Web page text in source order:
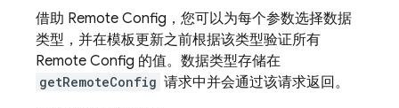
借助 Remote Config ，您可以为每个参数选择数据
类型，并在模板更新之前根据该类型验证所有
Remote Config 的值。数据类型存储在
getRemoteConfig 请求中并会通过该请求返回。